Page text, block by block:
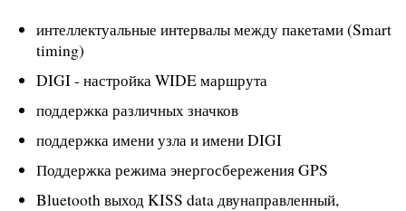
интеллектуальные интервалы между пакетами (Smart
timing)
DIGI - настройка WIDE маршрута
поддержка различных значков
поддержка имени узла и имени DIGI
Поддержка режима энергосбережения GPS
Bluetooth выход KISS data двунаправленный,